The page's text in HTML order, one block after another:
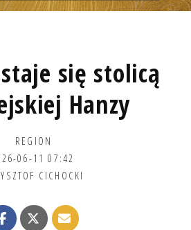
się stolicą
Hanzy
REGION
06-11 07:42
CICHOCKI